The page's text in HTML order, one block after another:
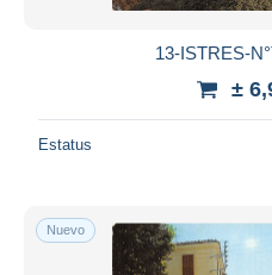
13-ISTRES-
±
Estatus
Nuevo